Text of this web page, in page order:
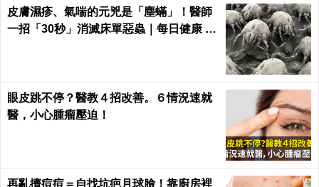
皮膚濕疹、氣喘的元兇是「塵蟎」！醫師
一招「30秒」消滅床單惡蟲｜每日健康 H
眼皮跳不停？醫教４招改善。６情況速就
醫，小心腫瘤壓迫！
再亂擠痘痘＝自找坑疤月球臉！靠廚房裡